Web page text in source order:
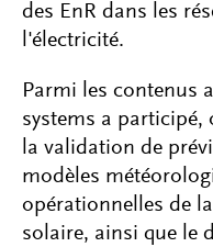
des EnR dans les
l'électricité.
Parmi les contenus
systems a
la validation de
modèles
opérationnelles de
solaire, ainsi que le